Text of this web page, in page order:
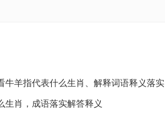
牛羊指代表什么生肖、解释词语释义落实
生肖，成语落实解答释义